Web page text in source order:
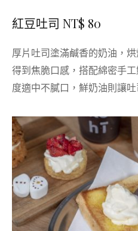
紅豆吐司 NT$ 80
厚片吐司塗滿鹹香的奶油，
得到焦脆口感，搭配綿密手
度適中不膩口，鮮奶油則讓